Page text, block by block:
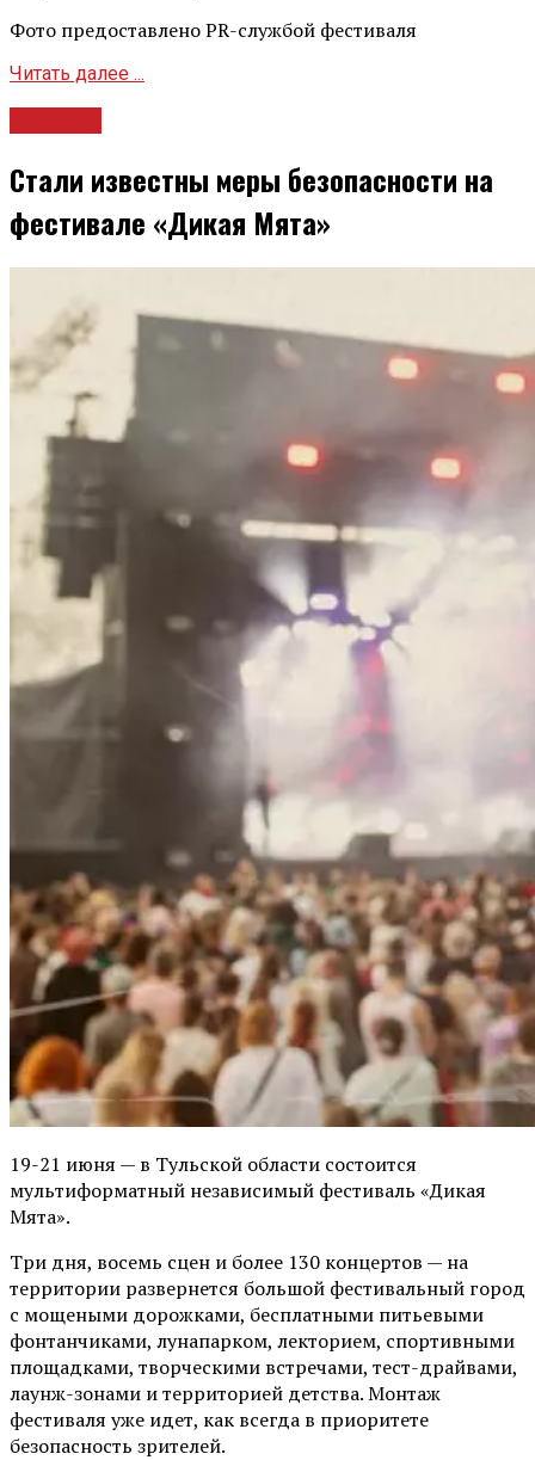
Фото предоставлено PR-службой фестиваля
Читать далее ...
Стали известны меры безопасности на
фестивале «Дикая Мята»
19-21 июня — в Тульской области состоится
мультиформатный независимый фестиваль «Дикая
Мята».
Три дня, восемь сцен и более 130 концертов — на
территории развернется большой фестивальный город
с мощеными дорожками, бесплатными питьевыми
фонтанчиками, лунапарком, лекторием, спортивными
площадками, творческими встречами, тест-драйвами,
лаунж-зонами и территорией детства. Монтаж
фестиваля уже идет, как всегда в приоритете
безопасность зрителей.